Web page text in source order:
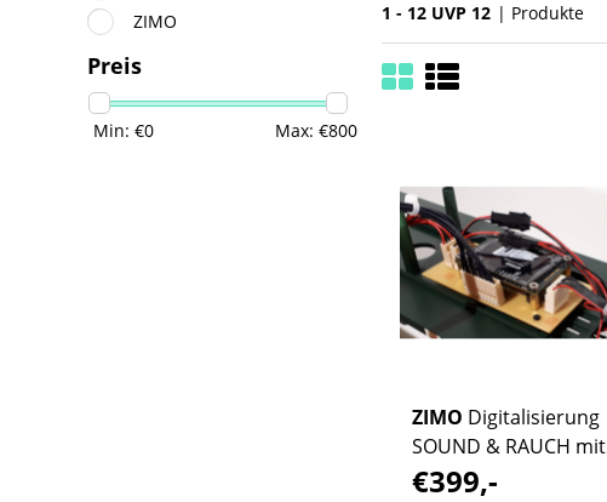
ZIMO
Preis
Min: €0 Max: €800
1 - 12 UVP 12 | Produkte
ZIMO Digitalisierung
SOUND & RAUCH mit
ZIMO komplett
€399,-